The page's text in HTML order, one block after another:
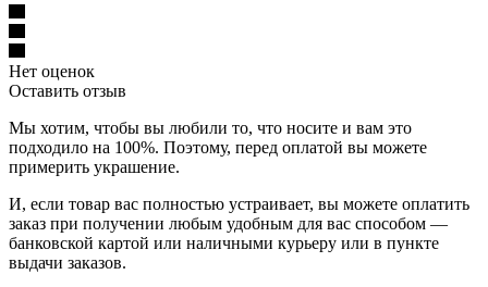
Нет оценок
Оставить отзыв
Мы хотим, чтобы вы любили то, что носите и вам это
подходило на 100%. Поэтому, перед оплатой вы можете
примерить украшение.
И, если товар вас полностью устраивает, вы можете оплатить
заказ при получении любым удобным для вас способом —
банковской картой или наличными курьеру или в пункте
выдачи заказов.